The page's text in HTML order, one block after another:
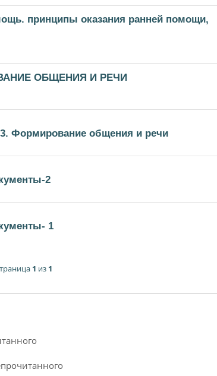
принципы оказания ранней помощи,
ОБЩЕНИЯ И РЕЧИ
Формирование общения и речи
2
1
1 из 1